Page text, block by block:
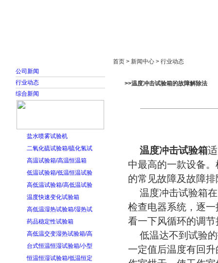
公司新闻
行业动态
综合新闻
盐水喷雾试验机
二氧化硫试验箱/硫化氢试
高温试验箱/高温恒温箱
低温试验箱/低温恒温试验
高低温试验箱/高低温试验
温度快速变化试验箱
高低温湿热试验箱/湿热试
药品稳定性试验箱
高低温交变湿热试验箱/高
台式恒温恒湿试验箱/小型
恒温恒湿试验箱/低温恒定
首页 > 新闻中心 > 行业动态
>>温度冲击试验箱的故障解除法
温度冲击试验箱
中最高的一款设备
的常见故障及故障排
温度冲击试验箱在
检查电器系统，逐
看一下风循环的调
低温达不到试验的
一定值后温度有回